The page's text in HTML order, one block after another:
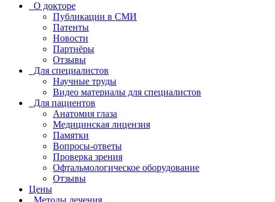
О докторе
Публикации в СМИ
Патенты
Новости
Партнёры
Отзывы
Для специалистов
Научные труды
Видео материалы для специалистов
Для пациентов
Анатомия глаза
Медицинская лицензия
Памятки
Вопросы-ответы
Проверка зрения
Офтальмологическое оборудование
Отзывы
Цены
Методы лечения